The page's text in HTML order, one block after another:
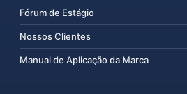
Fórum de Estágio
Nossos Clientes
Manual de Aplicação da Marca